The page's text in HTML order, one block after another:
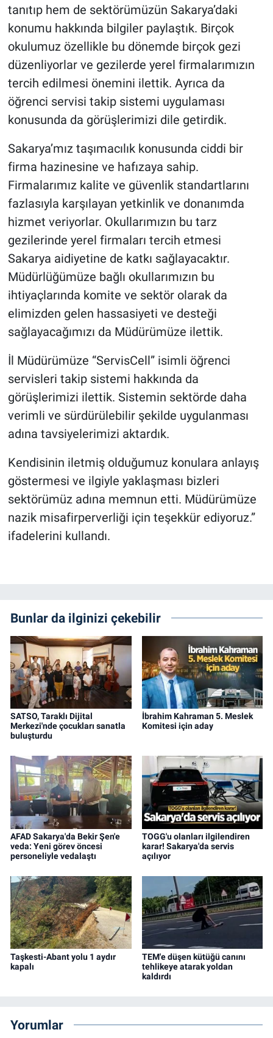
tanıtıp hem de sektörümüzün Sakarya’daki
konumu hakkında bilgiler paylaştık. Birçok
okulumuz özellikle bu dönemde birçok gezi
düzenliyorlar ve gezilerde yerel firmalarımızın
tercih edilmesi önemini ilettik. Ayrıca da
öğrenci servisi takip sistemi uygulaması
konusunda da görüşlerimizi dile getirdik.
Sakarya’mız taşımacılık konusunda ciddi bir
firma hazinesine ve hafızaya sahip.
Firmalarımız kalite ve güvenlik standartlarını
fazlasıyla karşılayan yetkinlik ve donanımda
hizmet veriyorlar. Okullarımızın bu tarz
gezilerinde yerel firmaları tercih etmesi
Sakarya aidiyetine de katkı sağlayacaktır.
Müdürlüğümüze bağlı okullarımızın bu
ihtiyaçlarında komite ve sektör olarak da
elimizden gelen hassasiyeti ve desteği
sağlayacağımızı da Müdürümüze ilettik.
İl Müdürümüze “ServisCell” isimli öğrenci
servisleri takip sistemi hakkında da
görüşlerimizi ilettik. Sistemin sektörde daha
verimli ve sürdürülebilir şekilde uygulanması
adına tavsiyelerimizi aktardık.
Kendisinin iletmiş olduğumuz konulara anlayış
göstermesi ve ilgiyle yaklaşması bizleri
sektörümüz adına memnun etti. Müdürümüze
nazik misafirperverliği için teşekkür ediyoruz.”
ifadelerini kullandı.
Bunlar da ilginizi çekebilir
SATSO, Taraklı Dijital
Merkezi'nde çocukları sanatla
buluşturdu
İbrahim Kahraman 5. Meslek
Komitesi için aday
AFAD Sakarya'da Bekir Şen'e
veda: Yeni görev öncesi
personeliyle vedalaştı
TOGG'u olanları ilgilendiren
karar! Sakarya'da servis
açılıyor
Taşkesti-Abant yolu 1 aydır
kapalı
TEM'e düşen kütüğü canını
tehlikeye atarak yoldan
kaldırdı
Yorumlar